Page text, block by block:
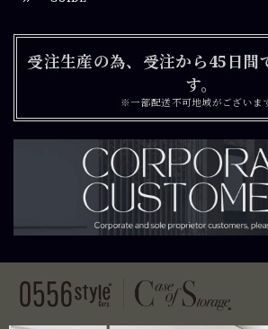
受注生産の為、受注から45日間
す。
※一部配送不可地域がございま